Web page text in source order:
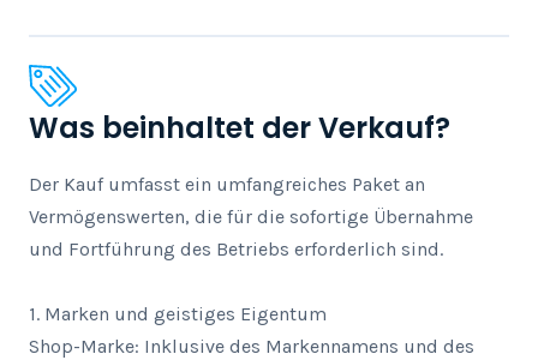
Was beinhaltet der Verkauf?
Der Kauf umfasst ein umfangreiches Paket an
Vermögenswerten, die für die sofortige Übernahme
und Fortführung des Betriebs erforderlich sind.
1. Marken und geistiges Eigentum
Shop-Marke: Inklusive des Markennamens und des